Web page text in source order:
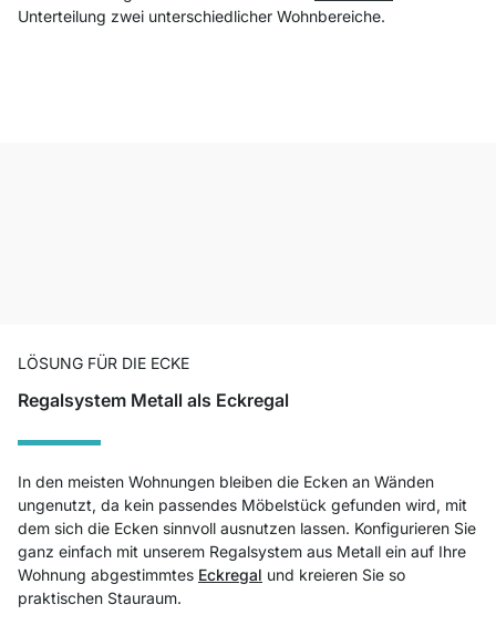
Unterteilung zwei unterschiedlicher Wohnbereiche.
LÖSUNG FÜR DIE ECKE
Regalsystem Metall als Eckregal
In den meisten Wohnungen bleiben die Ecken an Wänden
ungenutzt, da kein passendes Möbelstück gefunden wird, mit
dem sich die Ecken sinnvoll ausnutzen lassen. Konfigurieren Sie
ganz einfach mit unserem Regalsystem aus Metall ein auf Ihre
Wohnung abgestimmtes Eckregal und kreieren Sie so
praktischen Stauraum.